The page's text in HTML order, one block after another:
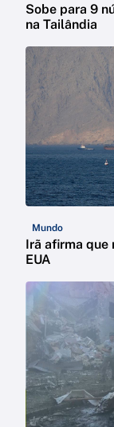
Sobe para 9
na Tailândia
Mundo
Irã afirma que
EUA